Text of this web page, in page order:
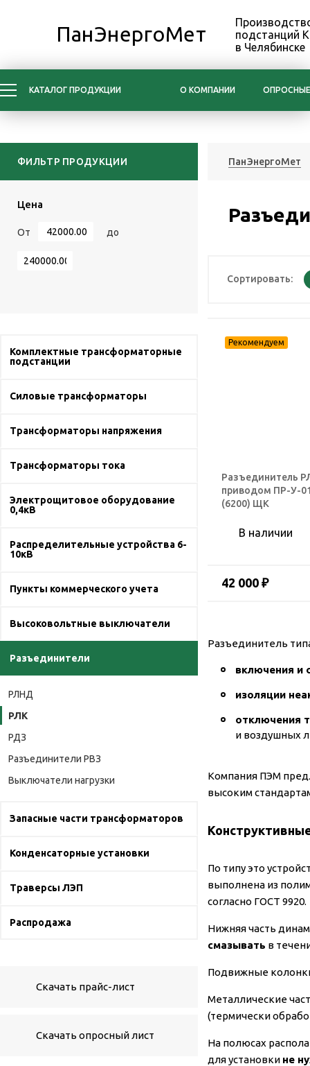
ПанЭнергоМет
подстанций
в Челябинске
КАТАЛОГ ПРОДУКЦИИ О КОМПАНИИ
ФИЛЬТР ПРОДУКЦИИ
Цена
От до
Комплектные трансформаторные
подстанции
Силовые трансформаторы
Трансформаторы напряжения
Трансформаторы тока
Электрощитовое оборудование
0,4кВ
Распределительные устройства 6-
10кВ
Пункты коммерческого учета
Высоковольтные выключатели
Разъединители
РЛНД
РЛК
РДЗ
Разъединители РВЗ
Выключатели нагрузки
Запасные части трансформаторов
Конденсаторные установки
Траверсы ЛЭП
Распродажа
Скачать прайс-лист
Скачать опросный лист
ПанЭнергоМет
Сортировать:
Разъединитель
приводом ПР-У-
(6200) ЩК
В наличии
42 000 ₽
Разъединитель
включения и
изоляции
отключения
и воздушных
Компания ПЭМ
высоким
По типу это
выполнена из
согласно ГОСТ 9920.
Нижняя часть
смазывать в
Подвижные
Металлические
(термически
На полюсах
для установки не